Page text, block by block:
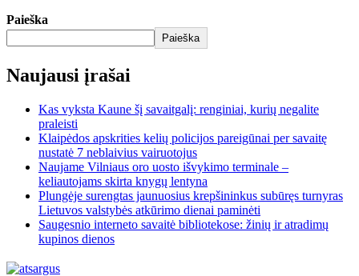
Paieška
Paieška
Naujausi įrašai
Kas vyksta Kaune šį savaitgalį: renginiai, kurių negalite
praleisti
Klaipėdos apskrities kelių policijos pareigūnai per savaitę
nustatė 7 neblaivius vairuotojus
Naujame Vilniaus oro uosto išvykimo terminale –
keliautojams skirta knygų lentyna
Plungėje surengtas jaunuosius krepšininkus subūręs turnyras
Lietuvos valstybės atkūrimo dienai paminėti
Saugesnio interneto savaitė bibliotekose: žinių ir atradimų
kupinos dienos